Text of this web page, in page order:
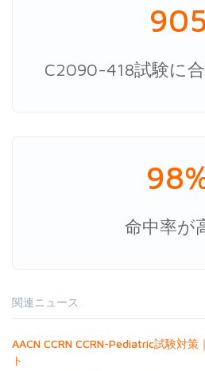
C2090-418試験に
命中率が
関連ニュース
AACN CCRN CCRN-Pediatric試験対
ト